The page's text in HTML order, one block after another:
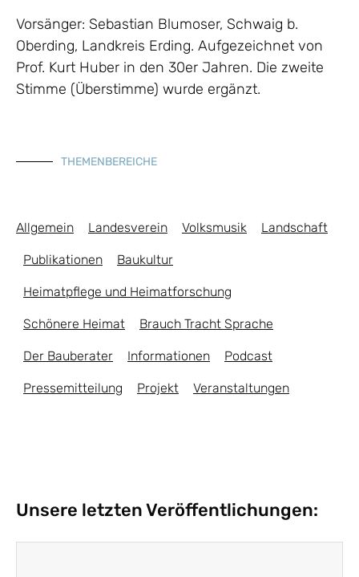
Vorsänger: Sebastian Blumoser, Schwaig b.
Oberding, Landkreis Erding. Aufgezeichnet von
Prof. Kurt Huber in den 30er Jahren. Die zweite
Stimme (Überstimme) wurde ergänzt.
THEMENBEREICHE
Allgemein Landesverein Volksmusik Landschaft
Publikationen Baukultur
Heimatpflege und Heimatforschung
Schönere Heimat Brauch Tracht Sprache
Der Bauberater Informationen Podcast
Pressemitteilung Projekt Veranstaltungen
Unsere letzten Veröffentlichungen: